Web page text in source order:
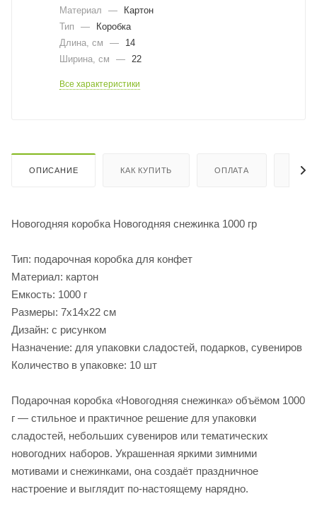
Материал
—
Картон
Тип
—
Коробка
Длина, cм
—
14
Ширина, cм
— 22
Все характеристики
ОПИСАНИЕ КАК КУПИТЬ ОПЛАТА
Новогодняя коробка Новогодняя снежинка 1000 гр
Тип: подарочная коробка для конфет
Материал: картон
Емкость: 1000 г
Размеры: 7х14х22 см
Дизайн: с рисунком
Назначение: для упаковки сладостей, подарков, сувениров
Количество в упаковке: 10 шт
Подарочная коробка «Новогодняя снежинка» объёмом 1000
г — стильное и практичное решение для упаковки
сладостей, небольших сувениров или тематических
новогодних наборов. Украшенная яркими зимними
мотивами и снежинками, она создаёт праздничное
настроение и выглядит по-настоящему нарядно.